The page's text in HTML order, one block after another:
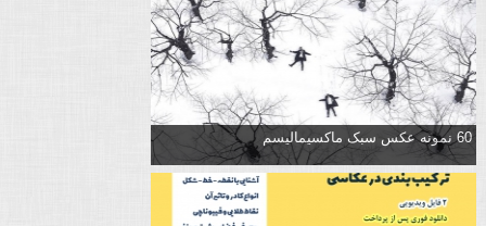
60 نمونه عکس سبک ماکسیمالیسم